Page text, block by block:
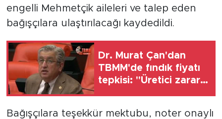
engelli Mehmetçik aileleri ve talep eden
bağışçılara ulaştırılacağı kaydedildi.
Dr. Murat Çan'dan
TBMM'de fındık fiyatı
tepkisi: "Üretici zarara
Bağışçılara teşekkür mektubu, noter onaylı